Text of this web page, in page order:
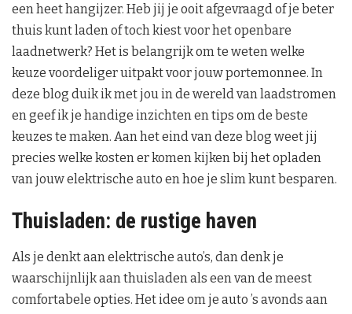
een heet hangijzer. Heb jij je ooit afgevraagd of je beter
thuis kunt laden of toch kiest voor het openbare
laadnetwerk? Het is belangrijk om te weten welke
keuze voordeliger uitpakt voor jouw portemonnee. In
deze blog duik ik met jou in de wereld van laadstromen
en geef ik je handige inzichten en tips om de beste
keuzes te maken. Aan het eind van deze blog weet jij
precies welke kosten er komen kijken bij het opladen
van jouw elektrische auto en hoe je slim kunt besparen.
Thuisladen: de rustige haven
Als je denkt aan elektrische auto’s, dan denk je
waarschijnlijk aan thuisladen als een van de meest
comfortabele opties. Het idee om je auto ’s avonds aan